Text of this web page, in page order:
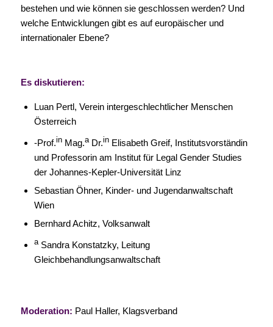
bestehen und wie können sie geschlossen werden? Und
welche Entwicklungen gibt es auf europäischer und
internationaler Ebene?
Es diskutieren:
Luan Pertl, Verein intergeschlechtlicher Menschen
Österreich
-Prof.inMag.aDr.inElisabeth Greif, Institutsvorständin
und Professorin am Institut für Legal Gender Studies
der Johannes-Kepler-Universität Linz
Sebastian Öhner, Kinder- und Jugendanwaltschaft
Wien
Bernhard Achitz, Volksanwalt
aSandra Konstatzky, Leitung
Gleichbehandlungsanwaltschaft
Moderation: Paul Haller, Klagsverband